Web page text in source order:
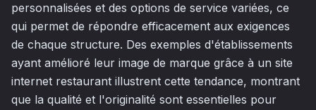
personnalisées et des options de service variées, ce
qui permet de répondre efficacement aux exigences
de chaque structure. Des exemples d'établissements
ayant amélioré leur image de marque grâce à un site
internet restaurant illustrent cette tendance, montrant
que la qualité et l'originalité sont essentielles pour